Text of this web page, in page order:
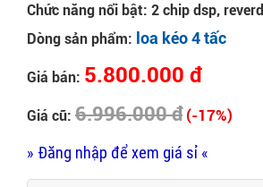
Chức năng nổi bật: 2 chip dsp,
Dòng sản phẩm: loa kéo 4 tấc
Giá bán: 5.800.000 đ
Giá cũ: 6.996.000 đ (-17%)
» Đăng nhập để xem giá sỉ «